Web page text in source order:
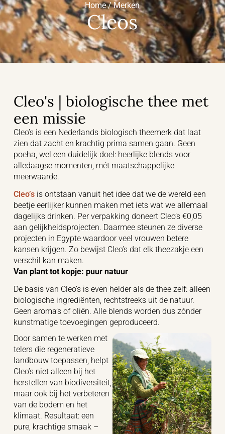
Home / Merken
Cleos
Cleo's | biologische thee met
een missie
Cleo’s is een Nederlands biologisch theemerk dat laat
zien dat zacht en krachtig prima samen gaan. Geen
poeha, wel een duidelijk doel: heerlijke blends voor
alledaagse momenten, mét maatschappelijke
meerwaarde.
Cleo’sis ontstaan vanuit het idee dat we de wereld een
beetje eerlijker kunnen maken met iets wat we allemaal
dagelijks drinken. Per verpakking doneert Cleo’s €0,05
aan gelijkheidsprojecten. Daarmee steunen ze diverse
projecten in Egypte waardoor veel vrouwen betere
kansen krijgen. Zo bewijst Cleo’s dat elk theezakje een
verschil kan maken.
Van plant tot kopje: puur natuur
De basis van Cleo’s is even helder als de thee zelf: alleen
biologische ingrediënten, rechtstreeks uit de natuur.
Geen aroma’s of oliën. Alle blends worden dus zónder
kunstmatige toevoegingen geproduceerd.
Door samen te werken met
telers die regeneratieve
landbouw toepassen, helpt
Cleo’s niet alleen bij het
herstellen van biodiversiteit,
maar ook bij het verbeteren
van de bodem en het
klimaat. Resultaat: een
pure, krachtige smaak –